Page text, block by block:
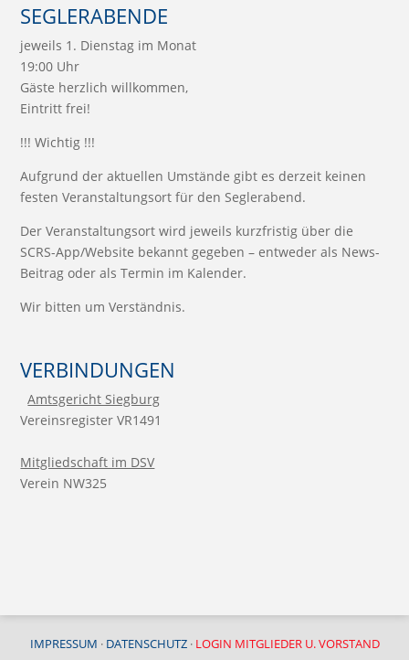
SEGLERABENDE
jeweils 1. Dienstag im Monat
19:00 Uhr
Gäste herzlich willkommen,
Eintritt frei!
!!! Wichtig !!!
Aufgrund der aktuellen Umstände gibt es derzeit keinen
festen Veranstaltungsort für den Seglerabend.
Der Veranstaltungsort wird jeweils kurzfristig über die
SCRS-App/Website bekannt gegeben – entweder als News-
Beitrag oder als Termin im Kalender.
Wir bitten um Verständnis.
VERBINDUNGEN
Amtsgericht Siegburg
Vereinsregister VR1491
Mitgliedschaft im DSV
Verein NW325
IMPRESSUM · DATENSCHUTZ· LOGIN MITGLIEDER U. VORSTAND